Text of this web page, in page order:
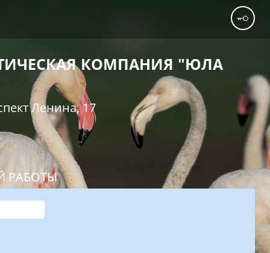
КОМПАНИЯ "ЮЛА
Ленина, 17
РАБОТЫ